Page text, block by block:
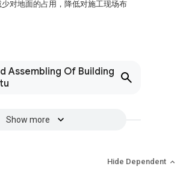
对地面的占用，降低对施工现场布
Assembling Of Building
Show more
Hide Dependent